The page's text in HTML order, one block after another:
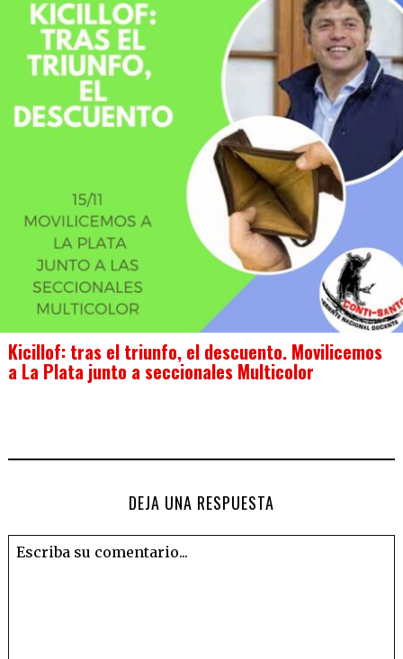
Kicillof: tras el triunfo, el descuento. Movilicemos
a La Plata junto a seccionales Multicolor
DEJA UNA RESPUESTA